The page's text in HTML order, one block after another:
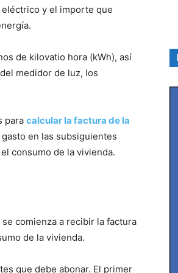
y el importe que
de kilovatio hora (kWh), así
medidor de luz, los
para calcular la factura de la
en las subsiguientes
consumo de la vivienda.
comienza a recibir la factura
de la vivienda.
que debe abonar. El primer